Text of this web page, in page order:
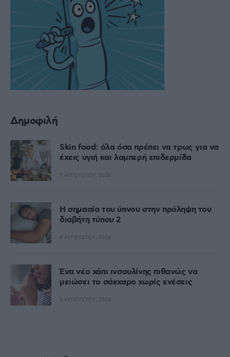
Δημοφιλή
Skin food: όλα όσα πρέπει να τρως για να
έχεις υγιή και λαμπερή επιδερμίδα
7 ΑΥΓΟΎΣΤΟΥ, 2026
Η σημασία του ύπνου στην πρόληψη του
διαβήτη τύπου 2
6 ΑΥΓΟΎΣΤΟΥ, 2026
Ένα νέο χάπι ινσουλίνης πιθανώς να
μειώσει το σάκχαρο χωρίς ενέσεις
5 ΑΥΓΟΎΣΤΟΥ, 2026